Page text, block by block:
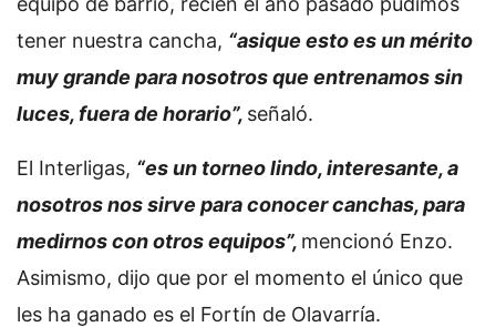
tener nuestra cancha, “asique esto es un mérito
muy grande para nosotros que entrenamos sin
luces, fuera de horario”, señaló.
El Interligas, “es un torneo lindo, interesante, a
nosotros nos sirve para conocer canchas, para
medirnos con otros equipos”, mencionó Enzo.
Asimismo, dijo que por el momento el único que
les ha ganado es el Fortín de Olavarría.